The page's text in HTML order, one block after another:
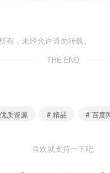
有，未经允许请勿转载。
THE END
质资源 # 精品 # 百度
喜欢就支持一下吧